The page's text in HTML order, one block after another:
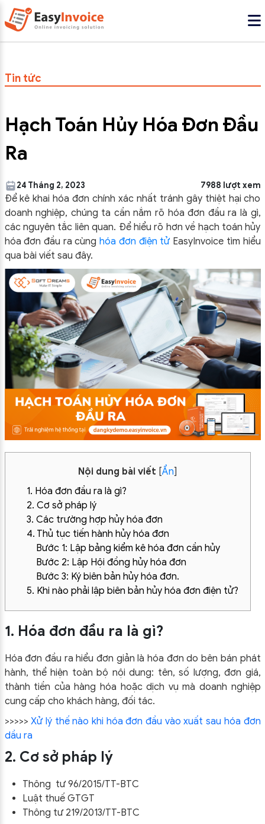
Tin tức
Hạch Toán Hủy Hóa Đơn Đầu
Ra
24 Tháng 2, 2023 7988 lượt xem
Để kê khai hóa đơn chính xác nhất tránh gây thiệt hại cho
doanh nghiệp, chúng ta cần nắm rõ hóa đơn đầu ra là gì,
các nguyên tắc liên quan. Để hiểu rõ hơn về hạch toán hủy
hóa đơn đầu ra cùnghóa đơn điện tử EasyInvoice tìm hiểu
qua bài viết sau đây.
Nội dung bài viết [Ẩn]
1. Hóa đơn đầu ra là gì?
2. Cơ sở pháp lý
3. Các trường hợp hủy hóa đơn
4. Thủ tục tiến hành hủy hóa đơn
Bước 1: Lập bảng kiểm kê hóa đơn cần hủy
Bước 2: Lập Hội đồng hủy hóa đơn
Bước 3: Ký biên bản hủy hóa đơn.
5. Khi nào phải lập biên bản hủy hóa đơn điện tử?
1. Hóa đơn đầu ra là gì?
Hóa đơn đầu ra hiểu đơn giản là hóa đơn do bên bán phát
hành, thể hiện toàn bộ nội dung: tên, số lượng, đơn giá,
thành tiền của hàng hóa hoặc dịch vụ mà doanh nghiệp
cung cấp cho khách hàng, đối tác.
>>>>>Xử lý thế nào khi hóa đơn đầu vào xuất sau hóa đơn
dầu ra
2. Cơ sở pháp lý
Thông tư 96/2015/TT-BTC
Luật thuế GTGT
Thông tư 219/2013/TT-BTC